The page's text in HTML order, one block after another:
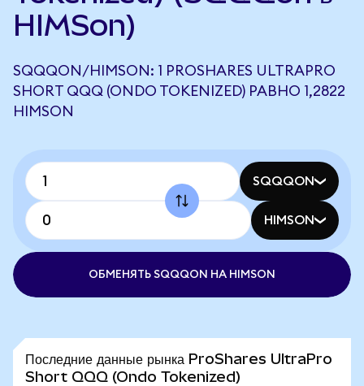
HIMSon)
SQQQON/HIMSON: 1 PROSHARES ULTRAPRO
SHORT QQQ (ONDO TOKENIZED) РАВНО 1,2822
HIMSON
SQQQON
HIMSON
ОБМЕНЯТЬ SQQQON НА HIMSON
Последние данные рынка ProShares UltraPro
Short QQQ (Ondo Tokenized)